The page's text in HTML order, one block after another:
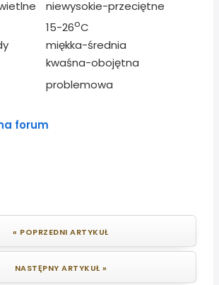
niewysokie-przeciętne
15-26oC
miękka-średnia
kwaśna-obojętna
problemowa
forum
« POPRZEDNI ARTYKUŁ
NASTĘPNY ARTYKUŁ »